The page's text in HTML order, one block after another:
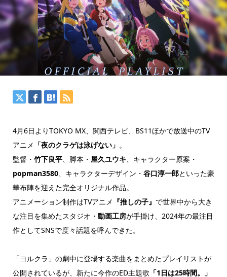
4月6日よりTOKYO MX、関西テレビ、BS11ほかで放送中のTV
アニメ 「夜のクラゲは泳げない」 。
監督・ 竹下良平、脚本・ 屋久ユウキ、キャラクター原案・
popman3580、キャラクターデザイン・ 谷口淳一郎といった豪
華布陣を迎えた完全オリジナル作品。
アニメーション制作はTVアニメ 『推しの子』 で世界中から大き
な注目を集めたスタジオ・ 動画工房が手掛け、2024年の最注目
作としてSNSで度々話題を呼んできた。
「ヨルクラ」の劇中に登場する楽曲をまとめたプレイリストが
公開されているが、新たに今作のED主題歌 「1日は25時間。」